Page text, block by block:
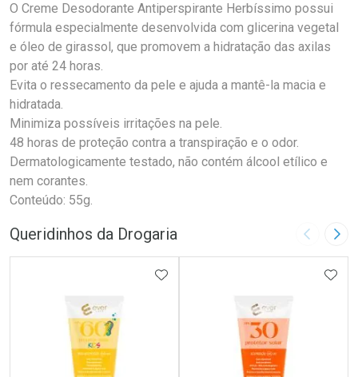
O Creme Desodorante Antiperspirante Herbíssimo possui
fórmula especialmente desenvolvida com glicerina vegetal
e óleo de girassol, que promovem a hidratação das axilas
por até 24 horas.
Evita o ressecamento da pele e ajuda a mantê-la macia e
hidratada.
Minimiza possíveis irritações na pele.
48 horas de proteção contra a transpiração e o odor.
Dermatologicamente testado, não contém álcool etílico e
nem corantes.
Conteúdo: 55g.
Queridinhos da Drogaria Imagem
ADICIONAR AOS FAVORITOS